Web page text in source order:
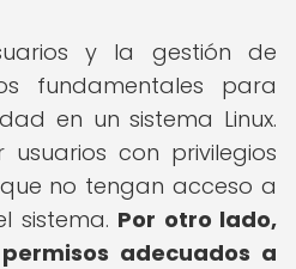
y la gestión de
fundamentales para
en un sistema Linux.
con privilegios
no tengan acceso a
sistema. Por otro lado,
adecuados a